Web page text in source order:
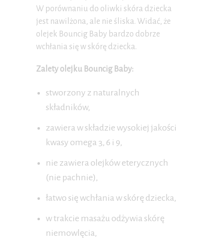
W porównaniu do oliwki skóra dziecka
jest nawilżona, ale nie śliska. Widać, że
olejek Bouncig Baby bardzo dobrze
wchłania się w skórę dziecka.
Zalety olejku Bouncig Baby:
stworzony z naturalnych
składników,
zawiera w składzie wysokiej jakości
kwasy omega 3, 6 i 9,
nie zawiera olejków eterycznych
(nie pachnie),
łatwo się wchłania w skórę dziecka,
w trakcie masażu odżywia skórę
niemowlęcia,